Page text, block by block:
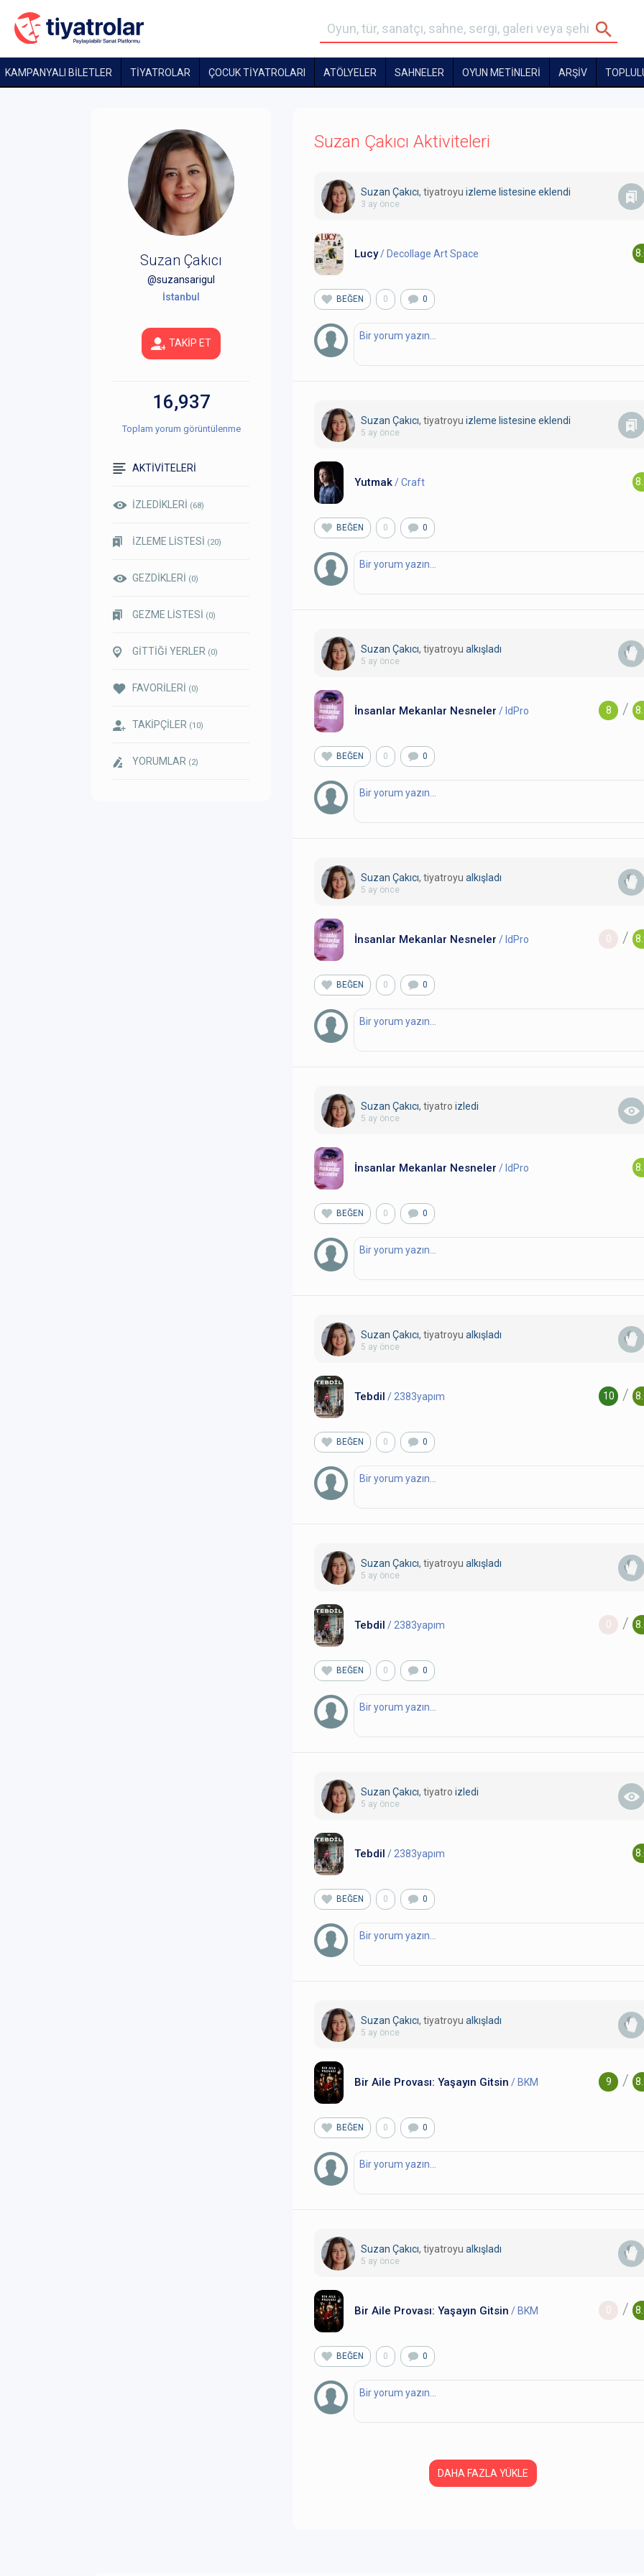
KAMPANYALI BİLETLER TİYATROLAR ÇOCUK TIYATROLARI ATÖLYELER SAHNELER OYUN METİNLERİ ARŞİV
Suzan Çakıcı
@suzansarigul
İstanbul
TAKİP ET
16,937
Toplam yorum görüntülenme
AKTİVİTELERİ
İZLEDİKLERİ (68)
İZLEME LİSTESİ (20)
GEZDİKLERİ (0)
GEZME LİSTESİ (0)
GİTTİĞİ YERLER (0)
FAVORİLERİ (0)
TAKİPÇİLER (10)
YORUMLAR (2)
Suzan Çakıcı Aktiviteleri
Suzan Çakıcı, tiyatroyu izleme listesine eklendi
3 ay önce
Lucy/ Decollage Art Space
BEĞEN 0 0
Suzan Çakıcı, tiyatroyu izleme listesine eklendi
5 ay önce
Yutmak/ Craft
BEĞEN 0 0
Suzan Çakıcı, tiyatroyu alkışladı
5 ay önce
/
8
İnsanlar Mekanlar Nesneler / IdPro
BEĞEN 0 0
Suzan Çakıcı, tiyatroyu alkışladı
5 ay önce
/
0
İnsanlar Mekanlar Nesneler / IdPro
BEĞEN 0 0
Suzan Çakıcı, tiyatro izledi
5 ay önce
İnsanlar Mekanlar Nesneler / IdPro
BEĞEN 0 0
Suzan Çakıcı, tiyatroyu alkışladı
5 ay önce
/
10
Tebdil / 2383yapım
BEĞEN 0 0
Suzan Çakıcı, tiyatroyu alkışladı
5 ay önce
/
0
Tebdil / 2383yapım
BEĞEN 0 0
Suzan Çakıcı, tiyatro izledi
5 ay önce
Tebdil / 2383yapım
BEĞEN 0 0
Suzan Çakıcı, tiyatroyu alkışladı
5 ay önce
/
9
Bir Aile Provası: Yaşayın Gitsin / BKM
BEĞEN 0 0
Suzan Çakıcı, tiyatroyu alkışladı
5 ay önce
/
0
Bir Aile Provası: Yaşayın Gitsin / BKM
BEĞEN 0 0
DAHA FAZLA YÜKLE